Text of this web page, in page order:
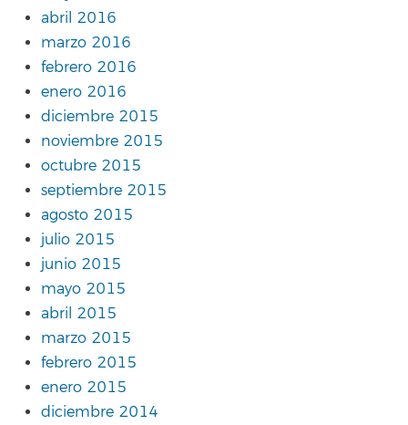
abril 2016
marzo 2016
febrero 2016
enero 2016
diciembre 2015
noviembre 2015
octubre 2015
septiembre 2015
agosto 2015
julio 2015
junio 2015
mayo 2015
abril 2015
marzo 2015
febrero 2015
enero 2015
diciembre 2014